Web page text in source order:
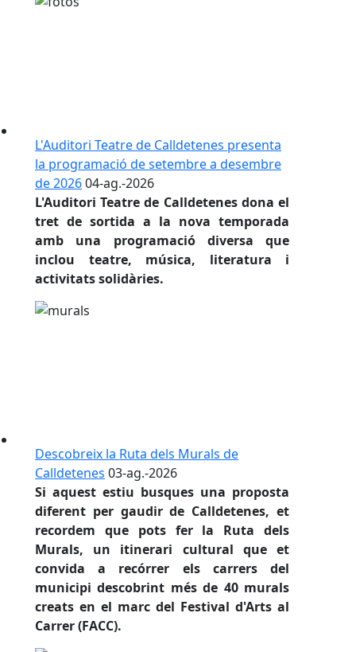
L'Auditori Teatre de Calldetenes presenta
la programació de setembre a desembre
de 202604-ag.-2026
L'Auditori Teatre de Calldetenes dona el
tret de sortida a la nova temporada
amb una programació diversa que
inclou teatre, música, literatura i
activitats solidàries.
Descobreix la Ruta dels Murals de
Calldetenes 03-ag.-2026
Si aquest estiu busques una proposta
diferent per gaudir de Calldetenes, et
recordem que pots fer la Ruta dels
Murals, un itinerari cultural que et
convida a recórrer els carrers del
municipi descobrint més de 40 murals
creats en el marc del Festival d'Arts al
Carrer (FACC).